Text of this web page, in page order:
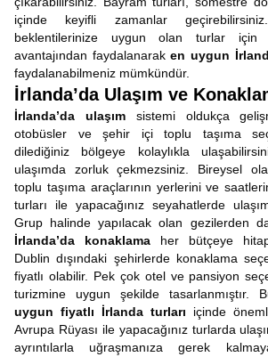
içinde keyifli zamanlar
beklentilerinize uygun olan turlar için
avantajından faydalanaraken uygun
faydalanabilmeniz mümkündür.
İrlanda’da Ulaşım ve
İrlanda’da ulaşımsistemi oldukça
otobüsler ve şehir içi toplu taşıma
dilediğiniz bölgeye kolaylıkla
ulaşımda zorluk çekmezsiniz. Bireysel
toplu taşıma araçlarının yerlerini ve
turları ile yapacağınız seyahatlerde
Grup halinde yapılacak olan gezilerden
İrlanda’da konaklama her bütçeye
Dublin dışındaki şehirlerde konaklama
fiyatlı olabilir. Pek çok otel ve pansiyon
turizmine uygun şekilde tasarlanmıştır.
uygun fiyatlı İrlanda turları içinde
Avrupa Rüyası ile yapacağınız turlarda
ayrıntılarla uğraşmanıza gerek